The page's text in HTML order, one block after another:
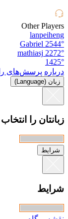
Other Players
lanpeiheng
2544°
Gabriel
2272°
mathiasj
1425°
درباره پرسش‌های
زبان (Language)
زبانتان را
شرایط
شرایط